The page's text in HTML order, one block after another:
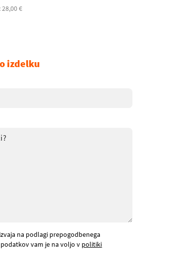
€
izdelku
na podlagi prepogodbenega
vam je na voljo v politiki